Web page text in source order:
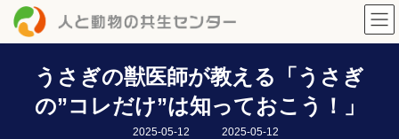
うさぎの獣医師が教える「うさぎ
の”コレだけ”は知っておこう！」
2025-05-12
最
2025-05-12